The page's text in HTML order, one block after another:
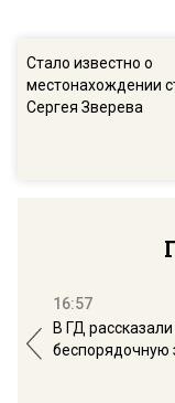
Стало известно о
местонахождении
Сергея Зверева
16:57
В ГД
беспорядочную